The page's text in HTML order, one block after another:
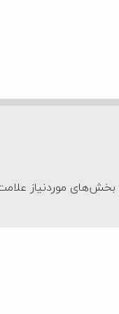
بخش‌های موردنیاز